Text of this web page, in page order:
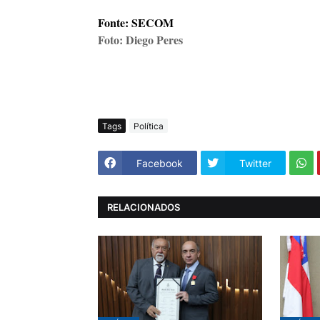
Fonte: SECOM
Foto: Diego Peres
Tags Política
Facebook Twitter
RELACIONADOS